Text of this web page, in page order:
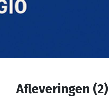
Afleveringen (2)